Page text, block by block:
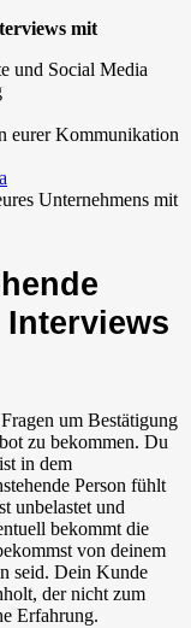
mit
und Social Media
eurer Kommunikation
Unternehmens mit
um Bestätigung
zu bekommen. Du
in dem
Person fühlt
unbelastet und
bekommt die
von deinem
seid. Dein Kunde
der nicht zum
Erfahrung.